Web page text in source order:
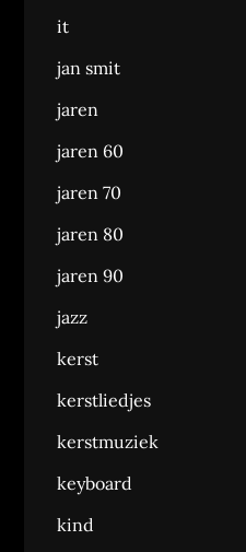
it
jan smit
jaren
jaren 60
jaren 70
jaren 80
jaren 90
jazz
kerst
kerstliedjes
kerstmuziek
keyboard
kind